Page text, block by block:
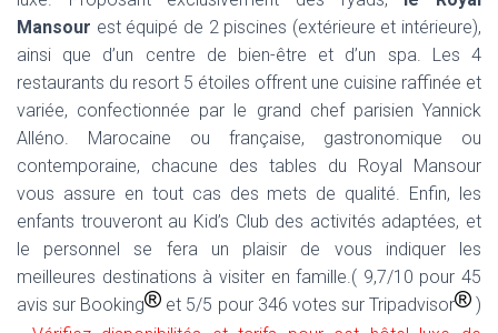
Mansour est équipé de 2 piscines (extérieure et intérieure),
ainsi que d’un centre de bien-être et d’un spa. Les 4
restaurants du resort 5 étoiles offrent une cuisine raffinée et
variée, confectionnée par le grand chef parisien Yannick
Alléno. Marocaine ou française, gastronomique ou
contemporaine, chacune des tables du Royal Mansour
vous assure en tout cas des mets de qualité. Enfin, les
enfants trouveront au Kid’s Club des activités adaptées, et
le personnel se fera un plaisir de vous indiquer les
meilleures destinations à visiter en famille.( 9,7/10 pour 45
avis sur Booking
et 5/5 pour 346 votes sur Tripadvisor
)